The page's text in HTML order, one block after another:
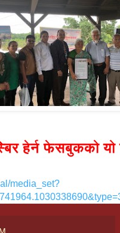
हेर्न फेसबुकको
media_set?